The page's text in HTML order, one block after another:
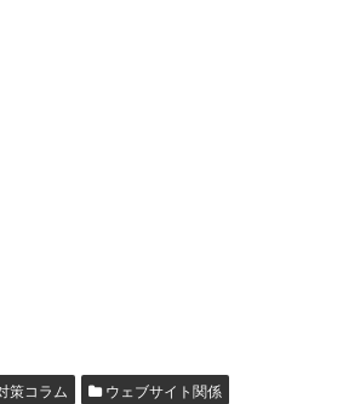
策コラム ウェブサイト関係